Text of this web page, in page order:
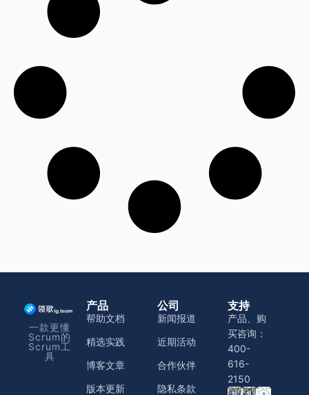
一款更懂
Scrum的
Scrum工
具
产品
帮助文档
精选实践
博客文章
版本更新
公司
新闻报道
近期活动
合作伙伴
隐私条款
支持
产品、购
买咨询：
400-
616-
2150